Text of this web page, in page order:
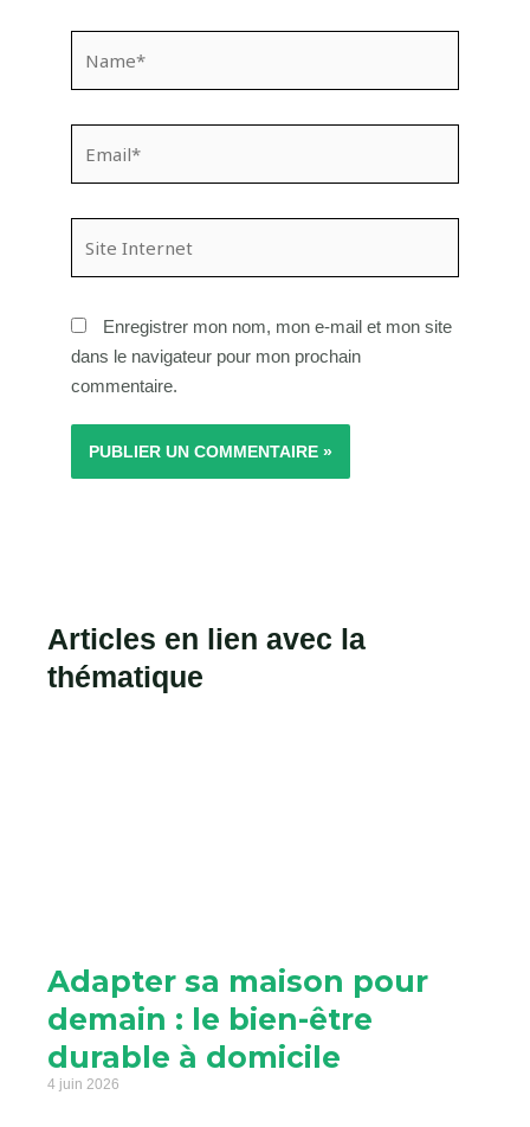
Internet
Enregistrer mon nom, mon e-mail et mon site
dans le navigateur pour mon prochain
commentaire.
Articles en lien avec la
thématique
Adapter sa maison pour
demain : le bien-être
durable à domicile
4 juin 2026